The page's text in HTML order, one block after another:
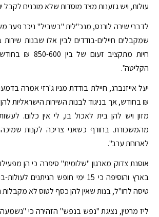
עולות, ויש גזענות מצד מוסדות שלא מוכנים לקבל
לדברי שירה לורנס, מנכ"לית "בשביל" ניכר פער
שמקבלים חיילים-בודדים לבין אלו שבנות
חיות מתקציב
הקליטה".
₪ בחודש, אך בניגוד לבנות השירות הישראליות
מזון ויש להן בית לאכול בו, לי אין כלום.
מהמשכורת. בחורף כשאני צריכה לקנות
לארוחת ערב".
בארץ והוסיפה כי 15 ימי חופש הניתנים
טיסה לחו"ל, בנות שאין להן כסף לטוס לא מקבלות
ליז מרטין, נציגת "נפש בנפש" הזהירה כי